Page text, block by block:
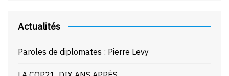
Actualités
Paroles de diplomates : Pierre Levy